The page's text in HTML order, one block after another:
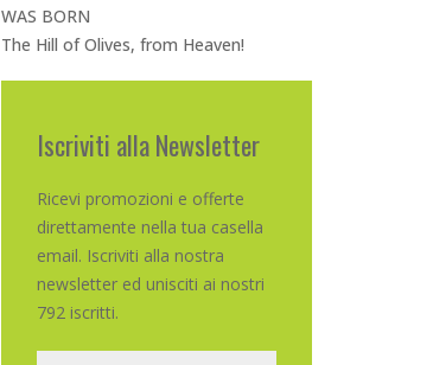
WAS BORN
The Hill of Olives, from Heaven!
Iscriviti alla Newsletter
Ricevi promozioni e offerte
direttamente nella tua casella
email. Iscriviti alla nostra
newsletter ed unisciti ai nostri
792 iscritti.